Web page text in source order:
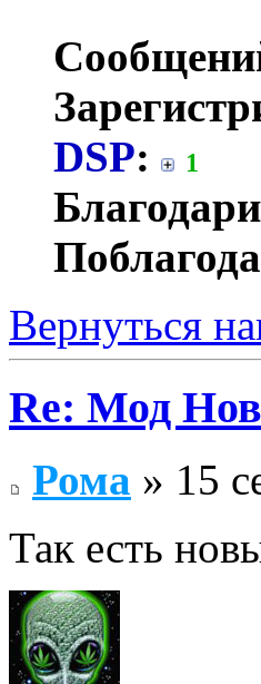
DSP: 1
Вернуться
Re: Мод
Рома » 15
Так есть